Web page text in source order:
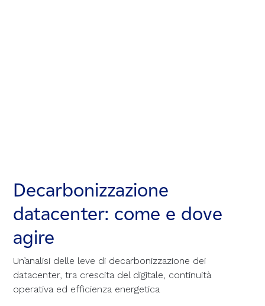
Decarbonizzazione
datacenter: come e dove
agire
Un’analisi delle leve di decarbonizzazione dei
datacenter, tra crescita del digitale, continuità
operativa ed efficienza energetica
Decarbonizzazione
datacenter: come e dove
agire
Un’analisi delle leve di decarbonizzazione dei
datacenter, tra crescita del digitale, continuità
operativa ed efficienza energetica
Decarbonizzazione
datacenter: come e dove
agire
Un’analisi delle leve di decarbonizzazione dei
datacenter, tra crescita del digitale, continuità
operativa ed efficienza energetica